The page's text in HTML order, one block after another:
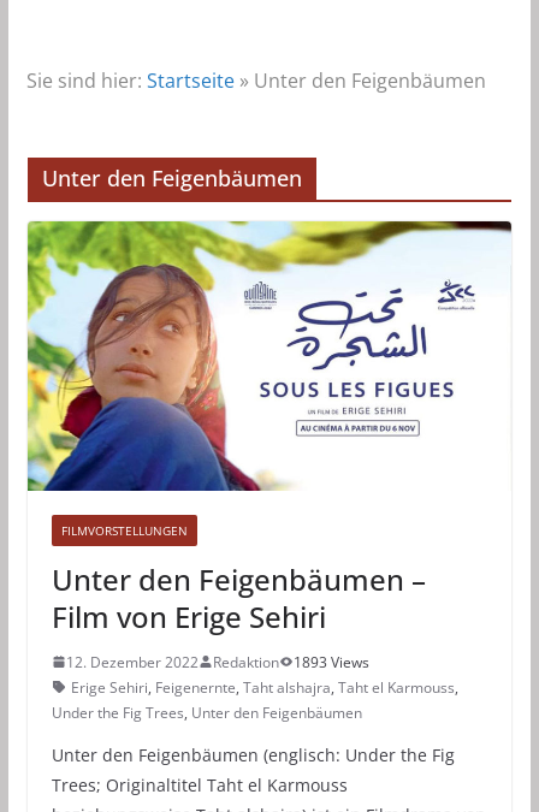
Sie sind hier: Startseite» Unter den Feigenbäumen
Unter den Feigenbäumen
FILMVORSTELLUNGEN
Unter den Feigenbäumen –
Film von Erige Sehiri
12. Dezember 2022 Redaktion
1893 Views
Erige Sehiri, Feigenernte, Taht alshajra, Taht el Karmouss,
Under the Fig Trees, Unter den Feigenbäumen
Unter den Feigenbäumen (englisch: Under the Fig
Trees; Originaltitel Taht el Karmouss